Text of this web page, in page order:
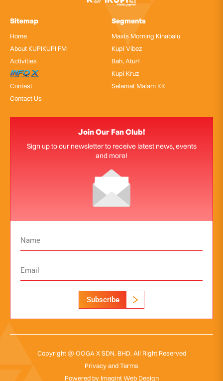
Sitemap
Home
About KUPIKUPI FM
Activities
InfoX
Contest
Contact Us
Segments
Maxis Morning Kinabalu
Kupi Vibez
Bah, Atur!
Kupi Kruz
Selamat Malam KK
Join Our Fan Club!
Sign up to our newsletter to receive latest news, events
and more!
Subscribe
Copyright @ OOGA X SDN. BHD. All Right Reserved
Privacy and Terms
Powered by Imagint Web Design